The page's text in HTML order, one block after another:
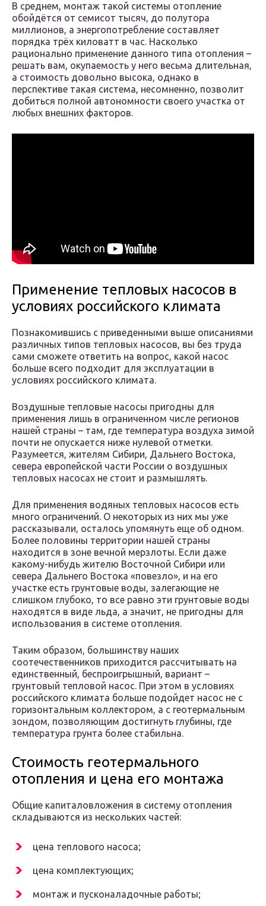
В среднем, монтаж такой системы отопление
обойдётся от семисот тысяч, до полутора
миллионов, а энергопотребление составляет
порядка трёх киловатт в час. Насколько
рационально применение данного типа отопления –
решать вам, окупаемость у него весьма длительная,
а стоимость довольно высока, однако в
перспективе такая система, несомненно, позволит
добиться полной автономности своего участка от
любых внешних факторов.
Применение тепловых насосов в
условиях российского климата
Познакомившись с приведенными выше описаниями
различных типов тепловых насосов, вы без труда
сами сможете ответить на вопрос, какой насос
больше всего подходит для эксплуатации в
условиях российского климата.
Воздушные тепловые насосы пригодны для
применения лишь в ограниченном числе регионов
нашей страны – там, где температура воздуха зимой
почти не опускается ниже нулевой отметки.
Разумеется, жителям Сибири, Дальнего Востока,
севера европейской части России о воздушных
тепловых насосах не стоит и размышлять.
Для применения водяных тепловых насосов есть
много ограничений. О некоторых из них мы уже
рассказывали, осталось упомянуть еще об одном.
Более половины территории нашей страны
находится в зоне вечной мерзлоты. Если даже
какому-нибудь жителю Восточной Сибири или
севера Дальнего Востока «повезло», и на его
участке есть грунтовые воды, залегающие не
слишком глубоко, то все равно эти грунтовые воды
находятся в виде льда, а значит, не пригодны для
использования в системе отопления.
Таким образом, большинству наших
соотечественников приходится рассчитывать на
единственный, беспроигрышный, вариант –
грунтовый тепловой насос. При этом в условиях
российского климата больше подойдет насос не с
горизонтальным коллектором, а с геотермальным
зондом, позволяющим достигнуть глубины, где
температура грунта более стабильна.
Стоимость геотермального
отопления и цена его монтажа
Общие капиталовложения в систему отопления
складываются из нескольких частей:
цена теплового насоса;
цена комплектующих;
монтаж и пусконаладочные работы;